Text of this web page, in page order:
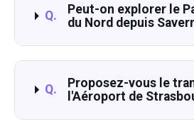
Q.
Peut-on explorer le
du Nord depuis
Q.
Proposez-vous le
l'Aéroport de